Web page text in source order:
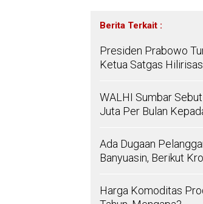
Berita Terkait :
Presiden Prabowo
Ketua Satgas
WALHI Sumbar
Juta Per Bulan
Ada Dugaan
Banyuasin, Berikut
Harga Komoditas